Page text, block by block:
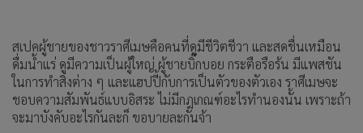
สเปคผู้ชายของชาวราศีเมษคือคนที่ดูมีชีวิตชีวา และสดชื่นเหมือน
ดื่มน้ำแร่ ดูมีความเป็นผู้ใหญ่ ผู้ชายบิ๊กบอย กระตือรือร้น มีแพสชัน
ในการทำสิ่งต่าง ๆ และแฮปปี้กับการเป็นตัวของตัวเอง ราศีเมษจะ
ชอบความสัมพันธ์แบบอิสระ ไม่มีกฎเกณฑ์อะไรทำนองนั้น เพราะถ้า
จะมาบังคับอะไรกันละก็ ขอบายละกันจ้า